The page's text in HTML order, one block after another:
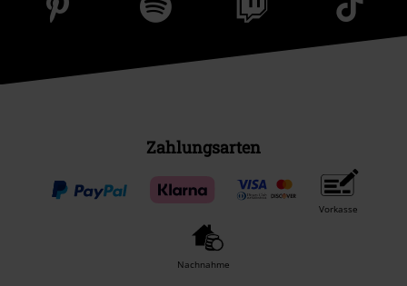
Zahlungsarten
Vorkasse
Nachnahme